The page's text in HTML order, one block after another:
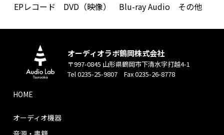
EPレコード
DVD（映像） Blu-ray Audio その他
オーディオラボ鶴岡株式会社
〒997-0845 山形県鶴岡市下清水字打越4-1
Tel 0235-25-9807 Fax 0235-26-8778
HOME
オーディオ機器